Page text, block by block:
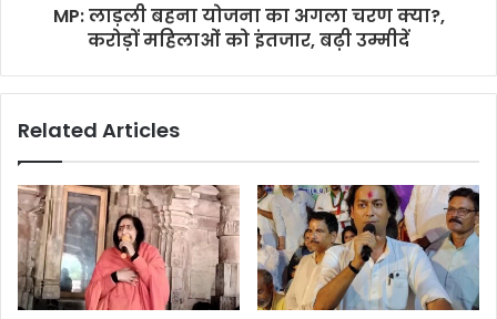
MP: लाड़ली बहना योजना का अगला चरण क्या?,
करोड़ों महिलाओं को इंतजार, बढ़ी उम्मीदें
Related Articles